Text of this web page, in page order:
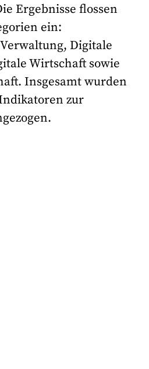
Ergebnisse flossen
ein:
Digitale
Wirtschaft sowie
Insgesamt wurden
zur